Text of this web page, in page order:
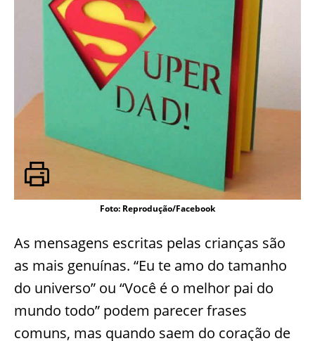
Foto: Reprodução/Facebook
As mensagens escritas pelas crianças são
as mais genuínas. “Eu te amo do tamanho
do universo” ou “Você é o melhor pai do
mundo todo” podem parecer frases
comuns, mas quando saem do coração de